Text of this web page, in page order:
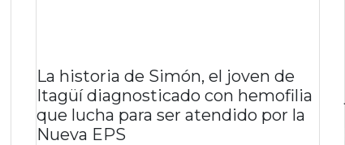
La historia de Simón, el joven de
Itagüí diagnosticado con hemofilia
que lucha para ser atendido por la
Nueva EPS